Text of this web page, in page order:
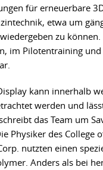
für erneuerbare
etwa um
zu
im Pilotentraining
kann innerhalb
werden und
das Team um
Physiker des College
nutzten einen
Anders als bei